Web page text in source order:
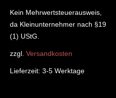
Kein Mehrwertsteuerausweis,
da Kleinunternehmer nach §19
(1) UStG.
zzgl.Versandkosten
Lieferzeit:3-5 Werktage